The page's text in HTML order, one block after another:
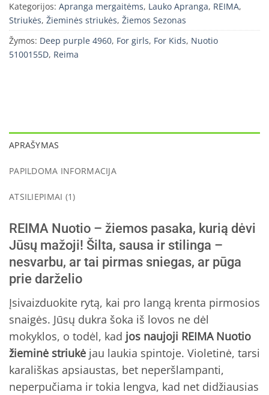
Kategorijos: Apranga mergaitėms, Lauko Apranga, REIMA,
Striukės, Žieminės striukės, Žiemos Sezonas
Žymos: Deep purple 4960, For girls, For Kids, Nuotio
5100155D, Reima
APRAŠYMAS
PAPILDOMA INFORMACIJA
ATSILIEPIMAI (1)
REIMA Nuotio – žiemos pasaka, kurią dėvi
Jūsų mažoji! Šilta, sausa ir stilinga –
nesvarbu, ar tai pirmas sniegas, ar pūga
prie darželio
Įsivaizduokite rytą, kai pro langą krenta pirmosios
snaigės. Jūsų dukra šoka iš lovos ne dėl
mokyklos, o todėl, kad jos naujoji REIMA Nuotio
žieminė striukė jau laukia spintoje. Violetinė, tarsi
karališkas apsiaustas, bet neperšlampanti,
neperpučiama ir tokia lengva, kad net didžiausias